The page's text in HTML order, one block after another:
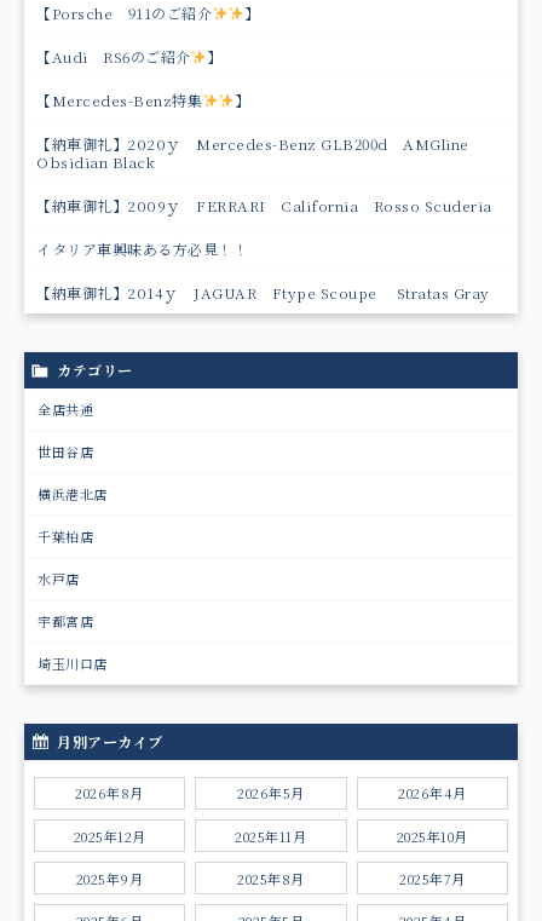
【Porsche 911のご紹介 】
【Audi RS6のご紹介 】
【Mercedes-Benz特集 】
【納車御礼】2020ｙ Mercedes-Benz GLB200d AMGline
Obsidian Black
【納車御礼】2009ｙ FERRARI California Rosso Scuderia
イタリア車興味ある方必見！！
【納車御礼】2014ｙ JAGUAR Ftype Scoupe Stratas Gray
カテゴリー
全店共通
世田谷店
横浜港北店
千葉柏店
水戸店
宇都宮店
埼玉川口店
月別アーカイブ
2026年8月 2026年5月 2026年4月
2025年12月 2025年11月 2025年10月
2025年9月 2025年8月 2025年7月